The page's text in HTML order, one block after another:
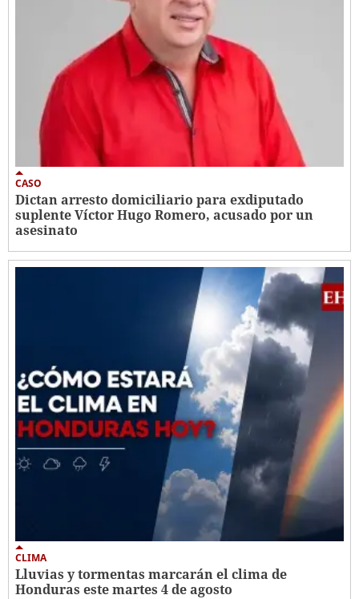
CASO
Dictan arresto domiciliario para exdiputado
suplente Víctor Hugo Romero, acusado por un
asesinato
CLIMA
Lluvias y tormentas marcarán el clima de
Honduras este martes 4 de agosto